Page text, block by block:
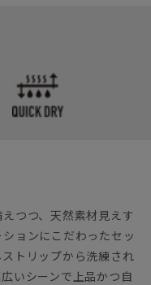
つつ、天然素材見えす
ョンにこだわったセッ
トリップから洗練され
いシーンで上品かつ自